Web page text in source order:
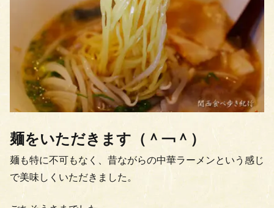
麺をいただきます（＾￢＾）
麺も特に不可もなく、昔ながらの中華ラーメンという感じ
で美味しくいただきました。